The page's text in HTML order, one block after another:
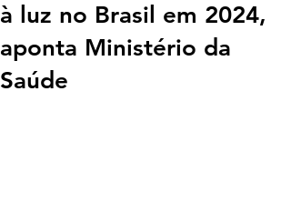
à luz no Brasil em 2024,
aponta Ministério da
Saúde